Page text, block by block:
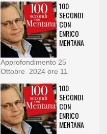
100
SECONDI
CON
ENRICO
MENTANA
Approfondimento 25
Ottobre 2024 ore 11
100
SECONDI
CON
ENRICO
MENTANA